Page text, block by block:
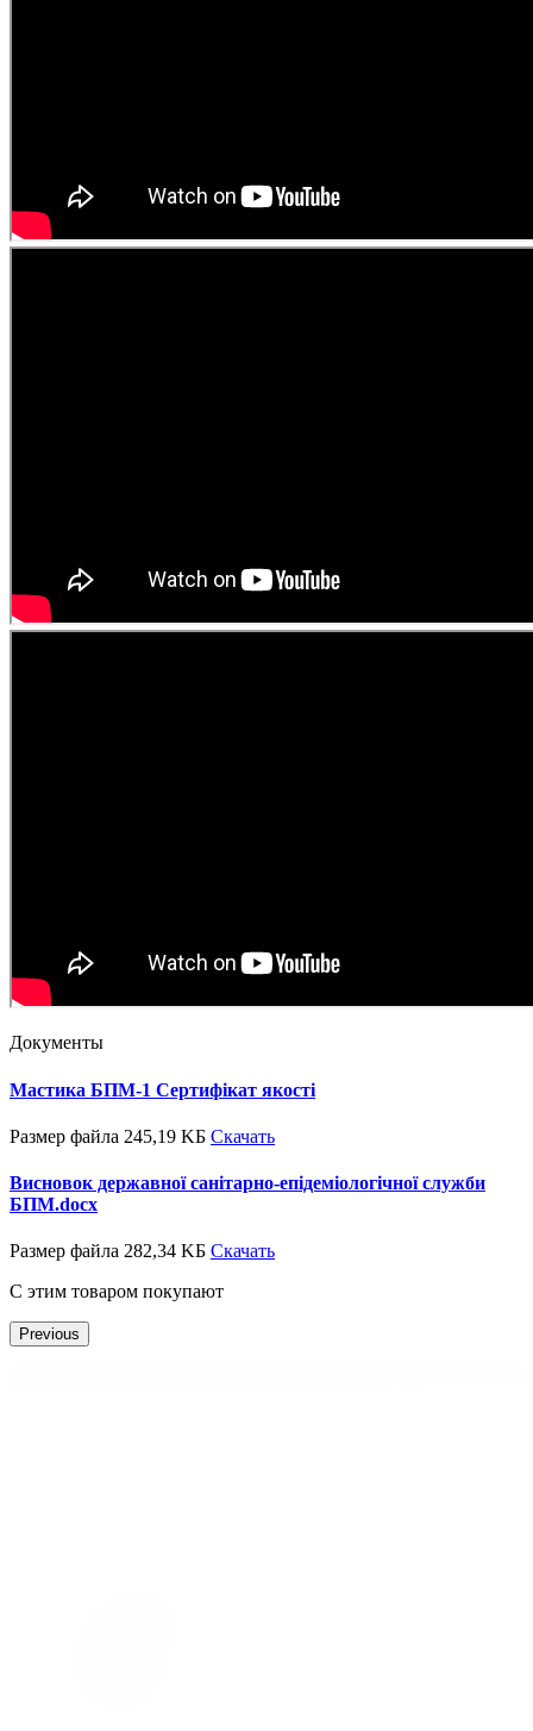
Документы
Мастика БПМ-1 Сертифікат якості
Размер файла 245,19 KБ Скачать
Висновок державної санітарно-епідеміологічної служби
БПМ.docx
Размер файла 282,34 KБ Скачать
С этим товаром покупают
Previous